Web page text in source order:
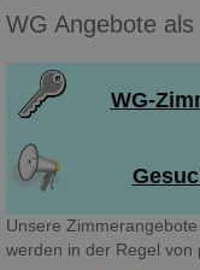
WG Angebote
WG-
Unsere
werden in der Regel von